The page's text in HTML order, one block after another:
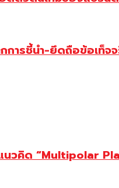
ารชี้นำ-ยึดถือข้อเท็จ
นวคิด “Multipolar